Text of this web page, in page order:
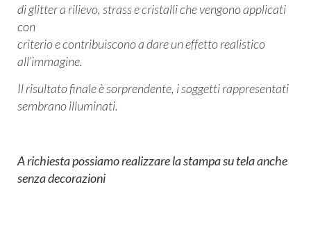
di glitter a rilievo, strass e cristalli che vengono applicati
con
criterio e contribuiscono a dare un effetto realistico
all’immagine.
Il risultato finale è sorprendente, i soggetti rappresentati
sembrano illuminati.
A richiesta possiamo realizzare la stampa su tela anche
senza decorazioni